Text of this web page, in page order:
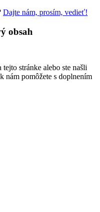
Dajte nám, prosím, vedieť!
obsah
stránke alebo ste našli
nám pomôžete s doplnením